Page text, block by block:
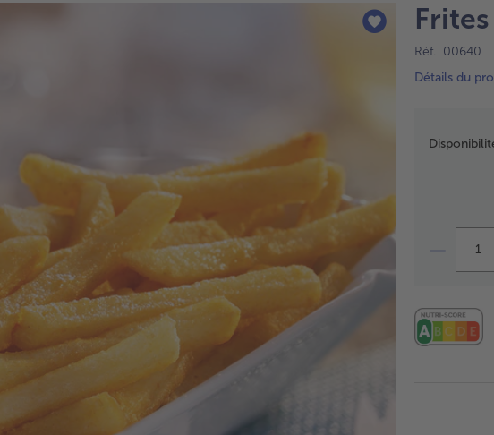
Réf. 00640
Détails du